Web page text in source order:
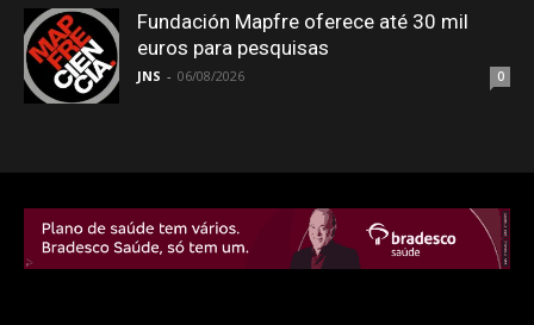
Fundación Mapfre oferece até 30 mil
euros para pesquisas
JNS - 06/08/2026 0